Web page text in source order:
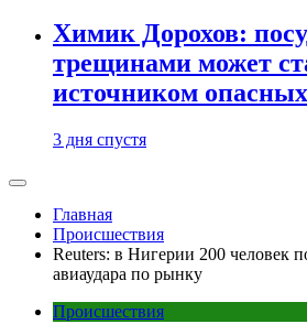
Химик Дорохов:
трещинами может
источником
3 дня спустя
Главная
Происшествия
Reuters: в Нигерии 200 человек
авиаудара по рынку
Происшествия